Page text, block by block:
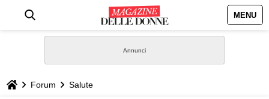
MENU
Forum Salute